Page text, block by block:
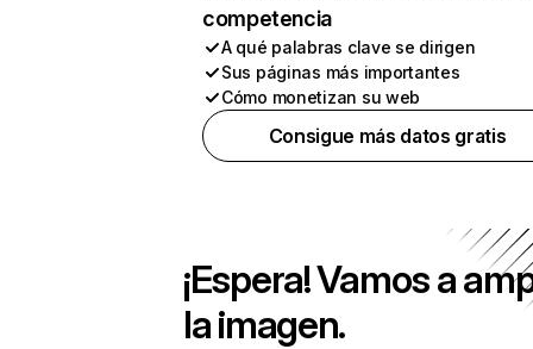
competencia
A qué palabras clave se dirigen
Sus páginas más importantes
Cómo monetizan su web
Consigue más datos gratis
¡Espera! Vamos a
la imagen.